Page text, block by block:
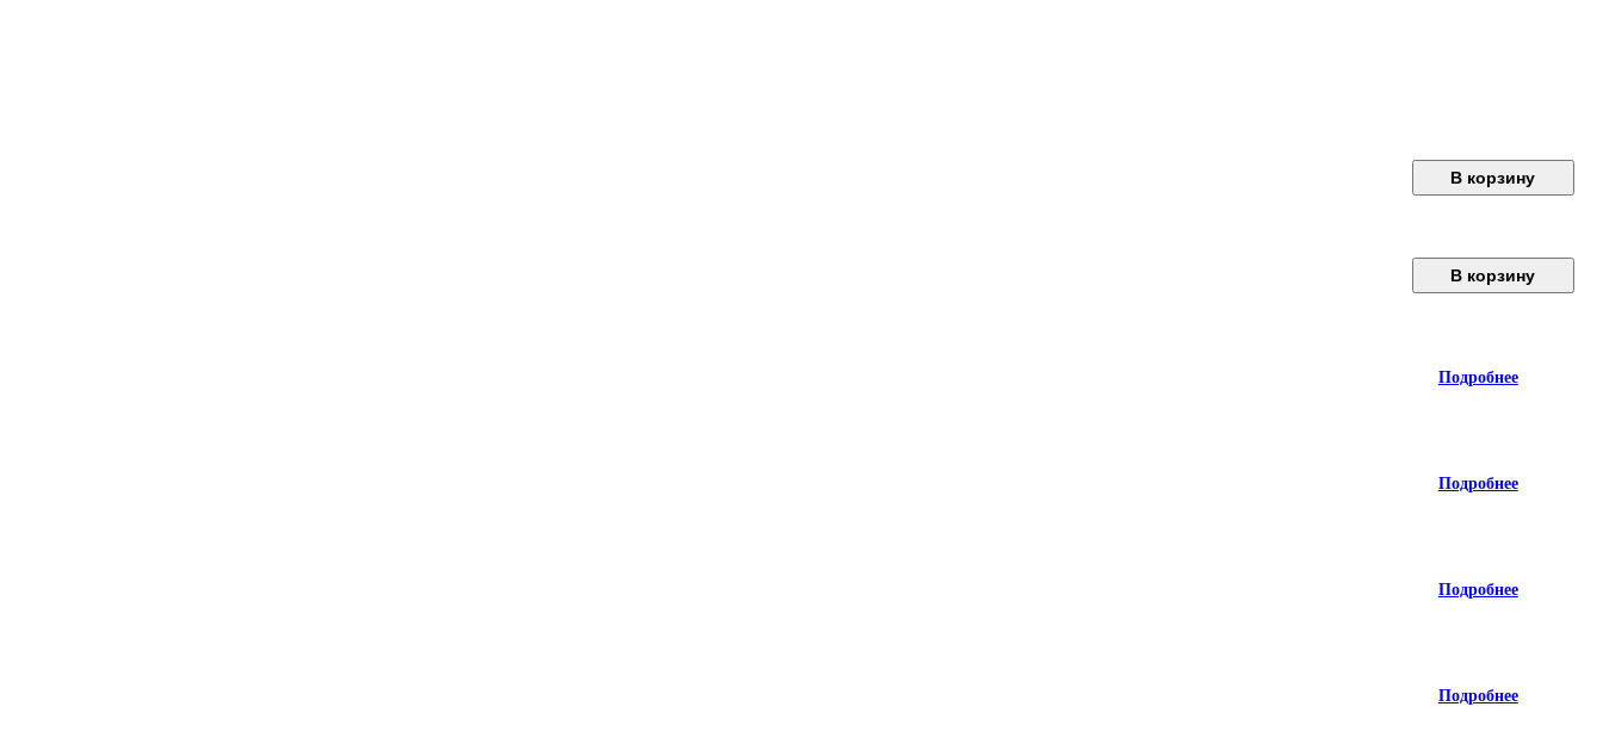
В корзину
В корзину
Подробнее
Подробнее
Подробнее
Подробнее